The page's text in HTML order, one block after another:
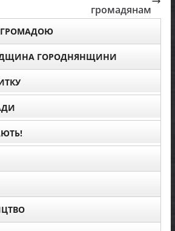
громадянам
ГОРОДНЯНЩИНИ